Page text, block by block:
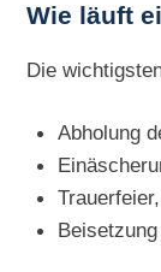
Wie läuft
Die
Abholung
Beisetzung